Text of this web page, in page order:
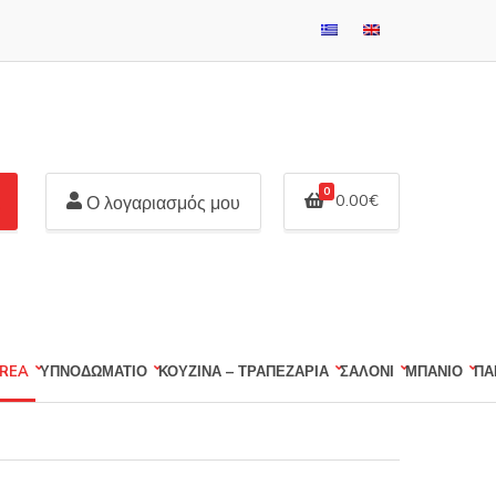
Ο λογαριασμός μου 0 0.00€
ΥΠΝΟΔΩΜΑΤΙΟ ΚΟΥΖΙΝΑ – ΤΡΑΠΕΖΑΡΙΑ ΣΑΛΟΝΙ ΜΠΑΝΙΟ